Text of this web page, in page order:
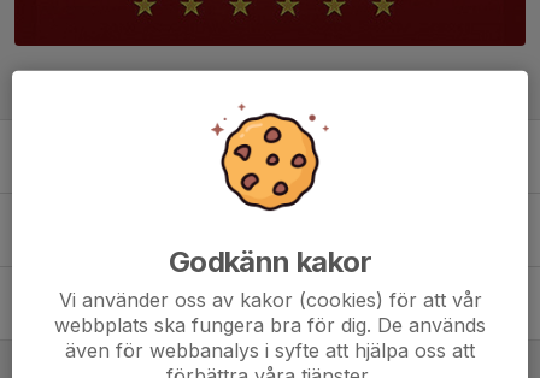
Sohail Farman
Ledare
Godkänn kakor
Vi använder oss av kakor (cookies) för att vår
webbplats ska fungera bra för dig. De används
även för webbanalys i syfte att hjälpa oss att